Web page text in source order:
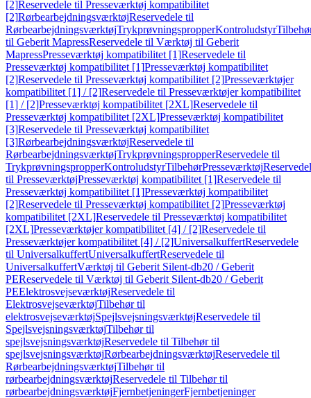
[2]Reservedele til Presseværktøj kompatibilitet
[2]RørbearbejdningsværktøjReservedele til
RørbearbejdningsværktøjTrykprøvningspropperKontroludstyr
til Geberit MapressReservedele til Værktøj til Geberit
MapressPresseværktøj kompatibilitet [1]Reservedele til
Presseværktøj kompatibilitet [1]Presseværktøj kompatibilitet
[2]Reservedele til Presseværktøj kompatibilitet [2]Presseværktøjer
kompatibilitet [1] / [2]Reservedele til Presseværktøjer kompatibilitet
[1] / [2]Presseværktøj kompatibilitet [2XL]Reservedele til
Presseværktøj kompatibilitet [2XL]Presseværktøj kompatibilitet
[3]Reservedele til Presseværktøj kompatibilitet
[3]RørbearbejdningsværktøjReservedele til
RørbearbejdningsværktøjTrykprøvningspropperReservedele til
TrykprøvningspropperKontroludstyrTilbehørPresseværktøj
til PresseværktøjPresseværktøj kompatibilitet [1]Reservedele til
Presseværktøj kompatibilitet [1]Presseværktøj kompatibilitet
[2]Reservedele til Presseværktøj kompatibilitet [2]Presseværktøj
kompatibilitet [2XL]Reservedele til Presseværktøj kompatibilitet
[2XL]Presseværktøjer kompatibilitet [4] / [2]Reservedele til
Presseværktøjer kompatibilitet [4] / [2]UniversalkuffertReservedele
til UniversalkuffertUniversalkuffertReservedele til
UniversalkuffertVærktøj til Geberit Silent-db20 / Geberit
PEReservedele til Værktøj til Geberit Silent-db20 / Geberit
PEElektrosvejseværktøjReservedele til
ElektrosvejseværktøjTilbehør til
elektrosvejseværktøjSpejlsvejsningsværktøjReservedele til
SpejlsvejsningsværktøjTilbehør til
spejlsvejsningsværktøjReservedele til Tilbehør til
spejlsvejsningsværktøjRørbearbejdningsværktøjReservedele til
RørbearbejdningsværktøjTilbehør til
rørbearbejdningsværktøjReservedele til Tilbehør til
rørbearbejdningsværktøjFjernbetjeningerFjernbetjeninger